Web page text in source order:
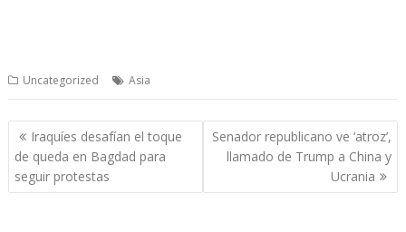
Uncategorized Asia
Navegación
de
entradas
Iraquíes desafían el toque
de queda en Bagdad para
seguir protestas
Senador republicano ve ‘atroz’,
llamado de Trump a China y
Ucrania